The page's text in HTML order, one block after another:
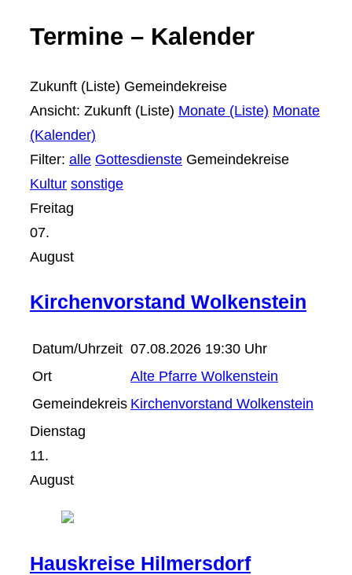
Termine – Kalender
Zukunft (Liste) Gemeindekreise
Ansicht: Zukunft (Liste) Monate (Liste) Monate
(Kalender)
Filter: alle Gottesdienste Gemeindekreise
Kultur sonstige
Freitag
07.
August
Kirchenvorstand Wolkenstein
Datum/Uhrzeit 07.08.2026 19:30 Uhr
Ort
Alte Pfarre Wolkenstein
Gemeindekreis Kirchenvorstand Wolkenstein
Dienstag
11.
August
Hauskreise Hilmersdorf